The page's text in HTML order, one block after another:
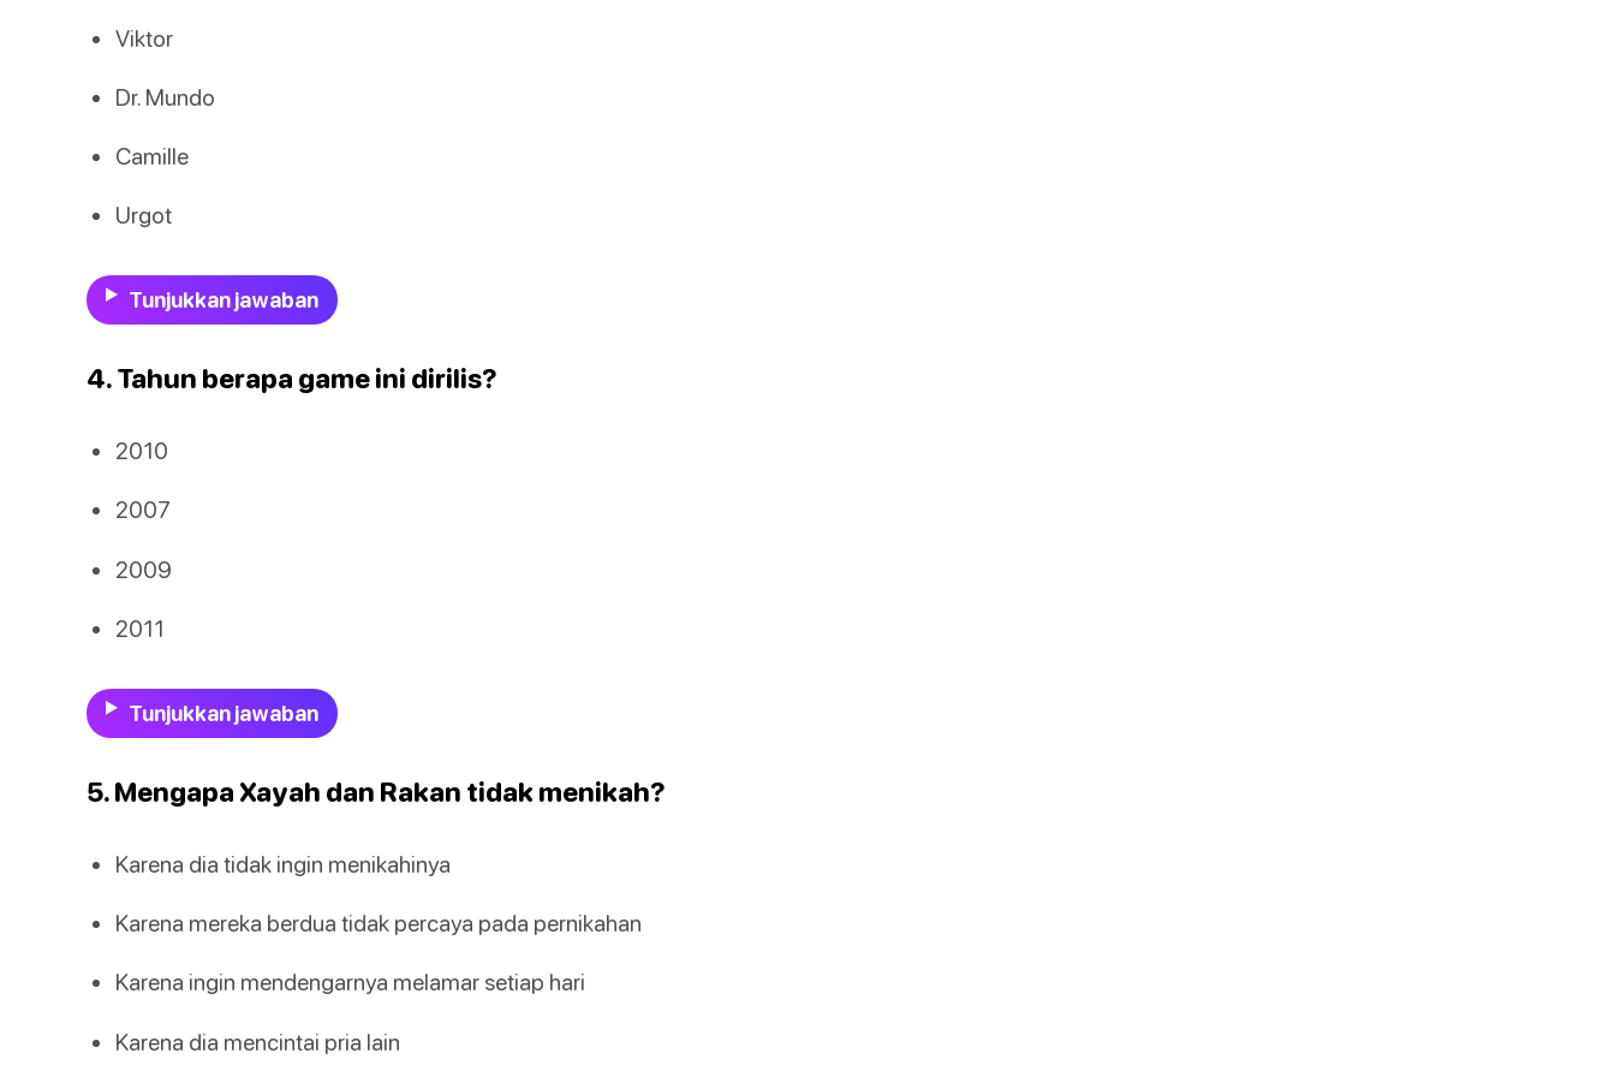
Viktor
Dr. Mundo
Camille
Urgot
Tunjukkan jawaban
4. Tahun berapa game ini dirilis?
2010
2007
2009
2011
Tunjukkan jawaban
5. Mengapa Xayah dan Rakan tidak menikah?
Karena dia tidak ingin menikahinya
Karena mereka berdua tidak percaya pada pernikahan
Karena ingin mendengarnya melamar setiap hari
Karena dia mencintai pria lain